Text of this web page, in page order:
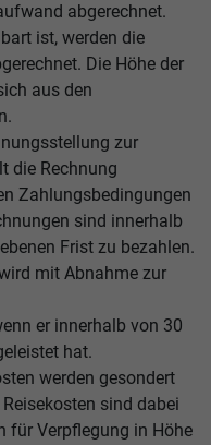
abgerechnet.
ist, werden die
Die Höhe der
aus den
zur
die Rechnung
Zahlungsbedingungen
sind innerhalb
Frist zu bezahlen.
mit Abnahme zur
er innerhalb von 30
hat.
werden gesondert
sind dabei
für Verpflegung in Höhe